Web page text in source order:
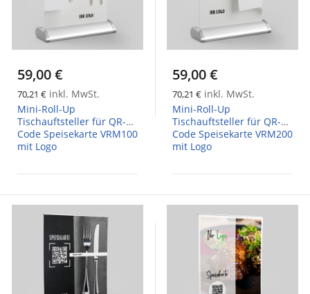
59,00 €
70,21 € inkl. MwSt.
Mini-Roll-Up
Tischauftsteller für QR-
Code Speisekarte VRM100
mit Logo
59,00 €
70,21 € inkl. MwSt.
Mini-Roll-Up
Tischauftsteller für QR-
Code Speisekarte VRM200
mit Logo